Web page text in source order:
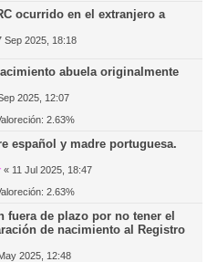
ocurrido en el extranjero a
Sep 2025, 18:18
abuela originalmente
2025, 12:07
2.63%
español y madre portuguesa.
« 11 Jul 2025, 18:47
2.63%
fuera de plazo por no tener el
de nacimiento al Registro
2025, 12:48